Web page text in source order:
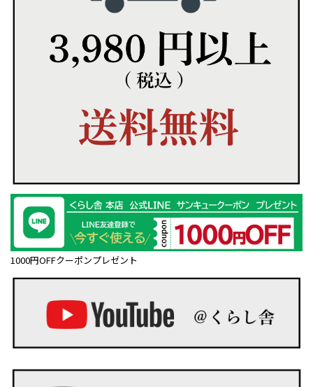
1000円OFFクーポンプレゼント